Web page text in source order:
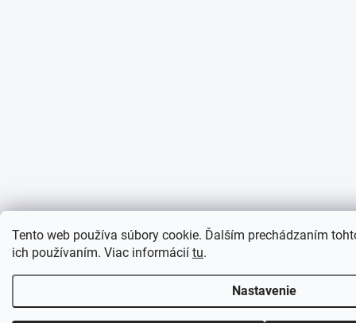
Tento web používa súbory cookie. Ďalším prechádzaním
ich používaním. Viac informácií tu.
Nastavenie